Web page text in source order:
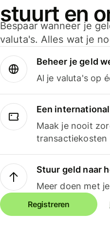
stuurt en
Bespaar wanneer je
valuta's. Alles wat je
Beheer je geld
Al je valuta's op
Een
Maak je nooit
transactiekosten
Stuur geld naar
Meer doen met
Registreren